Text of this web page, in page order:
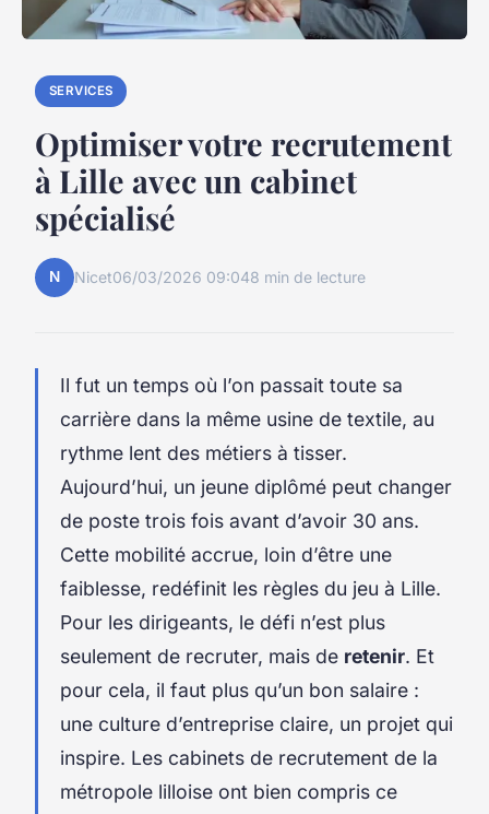
SERVICES
Optimiser votre recrutement
à Lille avec un cabinet
spécialisé
N Nicet06/03/2026 09:048 min de lecture
Il fut un temps où l’on passait toute sa
carrière dans la même usine de textile, au
rythme lent des métiers à tisser.
Aujourd’hui, un jeune diplômé peut changer
de poste trois fois avant d’avoir 30 ans.
Cette mobilité accrue, loin d’être une
faiblesse, redéfinit les règles du jeu à Lille.
Pour les dirigeants, le défi n’est plus
seulement de recruter, mais de retenir. Et
pour cela, il faut plus qu’un bon salaire :
une culture d’entreprise claire, un projet qui
inspire. Les cabinets de recrutement de la
métropole lilloise ont bien compris ce